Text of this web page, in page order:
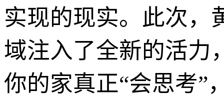
实现的现实。此次，
域注入了全新的活力
你的家真正“会思考”